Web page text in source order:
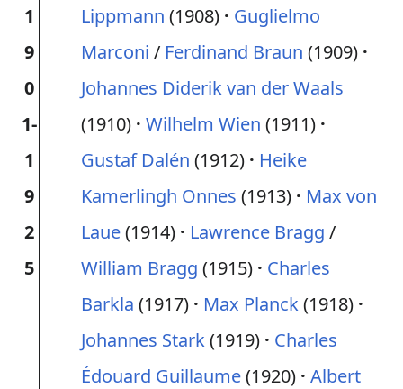
1
9
0
1-
1
9
2
5
Lippmann (1908)
Guglielmo
Marconi / Ferdinand Braun (1909)
Johannes Diderik van der Waals
(1910) Wilhelm Wien (1911)
Gustaf Dalén (1912)
Heike
Kamerlingh Onnes (1913)
Max von
Laue(1914) Lawrence Bragg /
William Bragg (1915)
Charles
Barkla (1917) Max Planck(1918)
Johannes Stark(1919)
Charles
Édouard Guillaume(1920) Albert